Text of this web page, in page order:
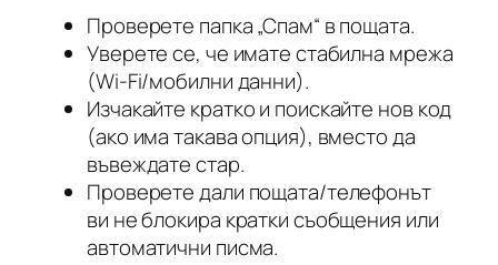
Проверете папка „Спам“ в пощата.
Уверете се, че имате стабилна мрежа
(Wi‑Fi/мобилни данни).
Изчакайте кратко и поискайте нов код
(ако има такава опция), вместо да
въвеждате стар.
Проверете дали пощата/телефонът
ви не блокира кратки съобщения или
автоматични писма.